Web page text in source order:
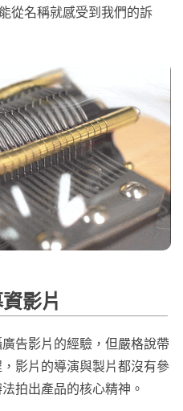
從名稱就感受到我們的訴
影片
告影片的經驗，但嚴格說帶
影片的導演與製片都沒有參
拍出產品的核心精神。